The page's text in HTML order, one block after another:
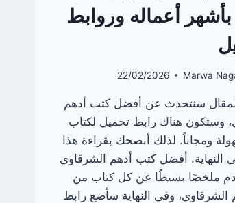
بأشهر أعماله وروابط
Marwa
22/02/2026
سنتحدث عن أفضل كتب أدهم
وستكون هناك رابط تحميل لكتاب
ومجاناً. لذلك أنصحك بقراءة هذا
النهاية. أفضل كتب أدهم الشرقاوي
ملخصًا بسيطًا عن كل كتاب من
وفي النهاية سأضع رابط